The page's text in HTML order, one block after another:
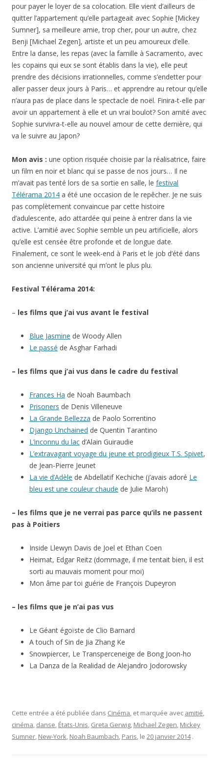
pour payer le loyer de sa colocation. Elle vient d’ailleurs de
quitter l’appartement qu’elle partageait avec Sophie [Mickey
Sumner], sa meilleure amie, trop cher, pour un autre, chez
Benji [Michael Zegen], artiste et un peu amoureux d’elle.
Entre la danse, les repas (avec la famille à Sacramento, avec
les copains qui eux se sont établis dans la vie), elle peut
prendre des décisions irrationnelles, comme s’endetter pour
aller passer deux jours à Paris… et apprendre au retour qu’elle
n’aura pas de place dans le spectacle de noël. Finira-t-elle par
avoir un appartement à elle et un vrai boulot? Son amité avec
Sophie survivra-t-elle au nouvel amour de cette dernière, qui
va le suivre au Japon?
Mon avis : une option risquée choisie par la réalisatrice, faire
un film en noir et blanc qui se passe de nos jours… Il ne
m’avait pas tenté lors de sa sortie en salle, le festival
Télérama 2014 a été une occasion de le repêcher. Je ne suis
pas complètement convaincue par cette histoire
d’adulescente, ado attardée qui peine à entrer dans la vie
active. L’amitié avec Sophie semble un peu artificielle, alors
qu’elle est censée être profonde et de longue date.
Finalement, ce sont le week-end à Paris et le job d’été dans
son ancienne université qui m’ont le plus plu.
Festival Télérama 2014:
– les films que j’ai vus avant le festival
Blue Jasmine de Woody Allen
Le passé de Asghar Farhadi
– les films que j’ai vus dans le cadre du festival
Frances Ha de Noah Baumbach
Prisoners de Denis Villeneuve
La Grande Bellezza de Paolo Sorrentino
Django Unchained de Quentin Tarantino
L’inconnu du lac d’Alain Guiraudie
L’extravagant voyage du jeune et prodigieux T.S. Spivet,
de Jean-Pierre Jeunet
La vie d’Adèle de Abdellatif Kechiche (j’avais adoré Le
bleu est une couleur chaude de Julie Maroh)
– les films que je ne verrai pas parce qu’ils ne passent
pas à Poitiers
Inside Llewyn Davis de Joel et Ethan Coen
Heimat, Edgar Reitz (dommage, il me tentait bien, il est
sorti au mauvais moment pour moi)
Mon âme par toi guérie de François Dupeyron
– les films que je n’ai pas vus
Le Géant égoïste de Clio Barnard
A touch of Sin de Jia Zhang Ke
Snowpiercer, Le Transperceneige de Bong Joon-ho
La Danza de la Realidad de Alejandro Jodorowsky
Cette entrée a été publiée dans Cinéma, et marquée avec amitié,
cinéma, danse, États-Unis, Greta Gerwig, Michael Zegen, Mickey
Sumner, New-York, Noah Baumbach, Paris, le 20 janvier 2014 .